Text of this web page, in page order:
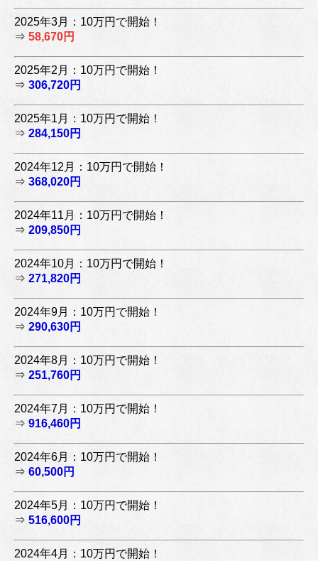
2025年3月：10万円で開始！
⇒ 58,670円
2025年2月：10万円で開始！
⇒ 306,720円
2025年1月：10万円で開始！
⇒ 284,150円
2024年12月：10万円で開始！
⇒ 368,020円
2024年11月：10万円で開始！
⇒ 209,850円
2024年10月：10万円で開始！
⇒ 271,820円
2024年9月：10万円で開始！
⇒ 290,630円
2024年8月：10万円で開始！
⇒ 251,760円
2024年7月：10万円で開始！
⇒ 916,460円
2024年6月：10万円で開始！
⇒ 60,500円
2024年5月：10万円で開始！
⇒ 516,600円
2024年4月：10万円で開始！